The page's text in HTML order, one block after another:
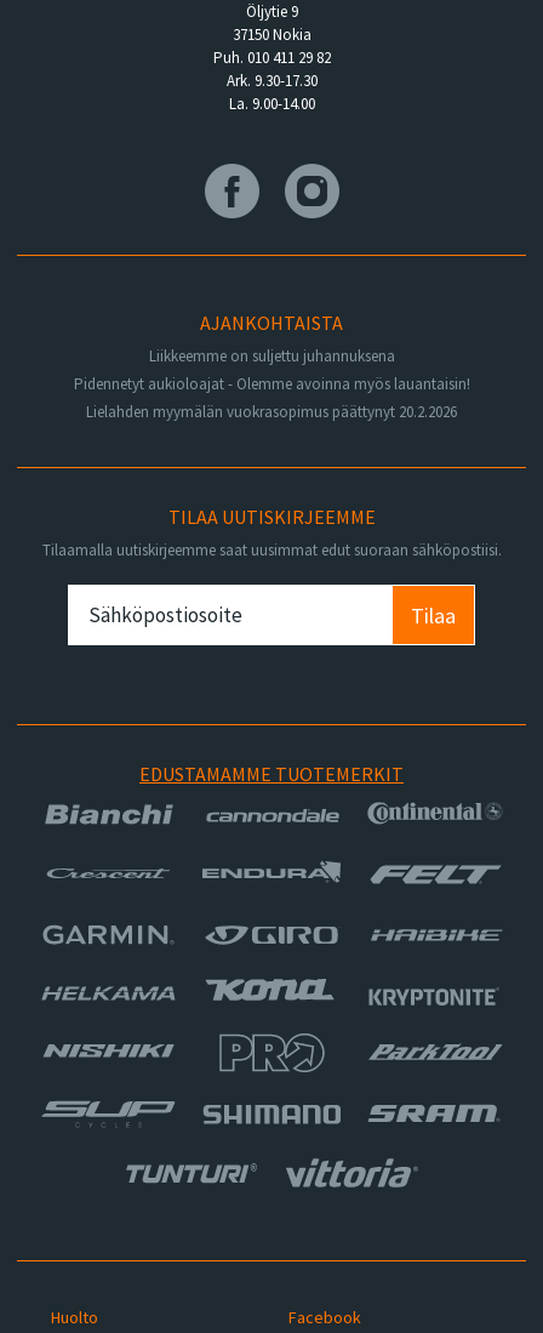
Öljytie 9
37150 Nokia
Puh. 010 411 29 82
Ark. 9.30-17.30
La. 9.00-14.00
AJANKOHTAISTA
Liikkeemme on suljettu juhannuksena
Pidennetyt aukioloajat - Olemme avoinna myös lauantaisin!
Lielahden myymälän vuokrasopimus päättynyt 20.2.2026
TILAA UUTISKIRJEEMME
Tilaamalla uutiskirjeemme saat uusimmat edut suoraan sähköpostiisi.
Tilaa
EDUSTAMAMME TUOTEMERKIT
Huolto Facebook